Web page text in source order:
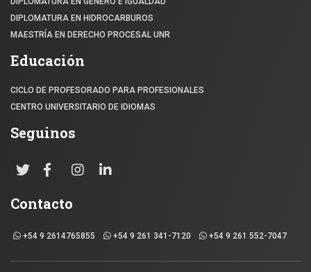
DIPLOMATURA EN HIDROCARBUROS
MAESTRÍA EN DERECHO PROCESAL UNR
Educación
CICLO DE PROFESORADO PARA PROFESIONALES
CENTRO UNIVERSITARIO DE IDIOMAS
Seguinos
Contacto
+54 9 2614765855 +54 9 261 341-7120 +54 9 261 552-7047